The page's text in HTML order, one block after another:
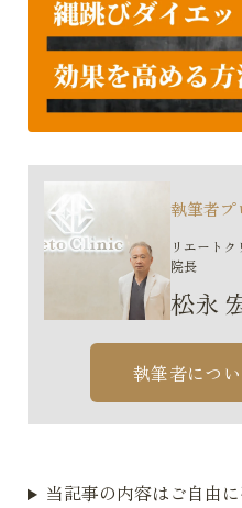
執筆者プ
リエート
院長
松永
執筆者につ
当記事の内容はご自由